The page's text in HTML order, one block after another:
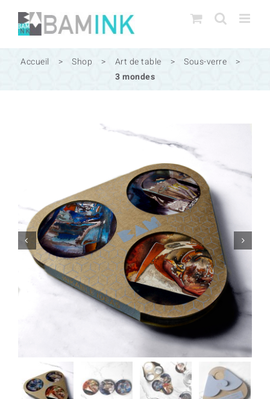
Passer
contenu
Accueil > Shop > Art de table > Sous-verre
>
3 mondes
 